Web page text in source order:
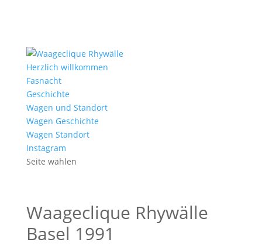
Herzlich willkommen
Fasnacht
Geschichte
Wagen und Standort
Wagen Geschichte
Wagen Standort
Instagram
Seite wählen
Waageclique Rhywälle
Basel 1991